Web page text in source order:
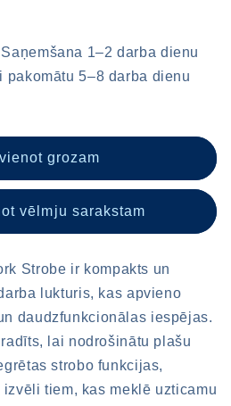
1–2 darba dienu
pakomātu 5–8 darba dienu
grozam
vēlmju sarakstam
Strobe ir kompakts un
lukturis, kas apvieno
daudzfunkcionālas iespējas.
lai nodrošinātu plašu
strobo funkcijas,
tiem, kas meklē uzticamu